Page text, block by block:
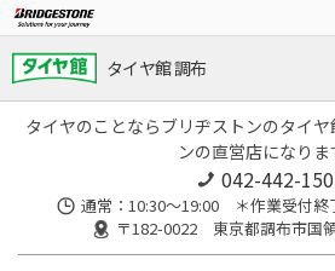
タイヤ館 調布
タイヤのことならブリヂストンのタイ
ンの直営店になりま
042-442-
通常：10:30～19:00 ＊作業受付終
〒182-0022 東京都調布市国